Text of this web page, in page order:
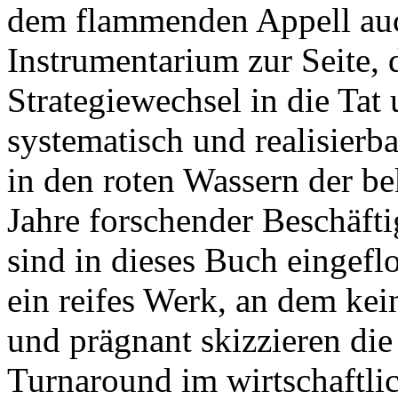
dem flammenden Appell
Instrumentarium zur Seite,
Strategiewechsel in die Tat
systematisch und
in den roten Wassern der
Jahre forschender
sind in dieses Buch
ein reifes Werk, an dem
und prägnant skizzieren
Turnaround im